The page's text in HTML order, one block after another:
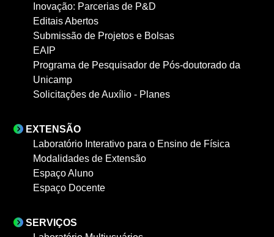
Inovação: Parcerias de P&D
Editais Abertos
Submissão de Projetos e Bolsas
EAIP
Programa de Pesquisador de Pós-doutorado da
Unicamp
Solicitações de Auxílio - Planes
EXTENSÃO
Laboratório Interativo para o Ensino de Física
Modalidades de Extensão
Espaço Aluno
Espaço Docente
SERVIÇOS